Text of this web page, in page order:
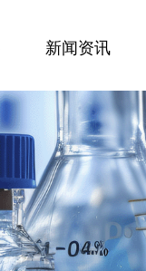
新闻资讯